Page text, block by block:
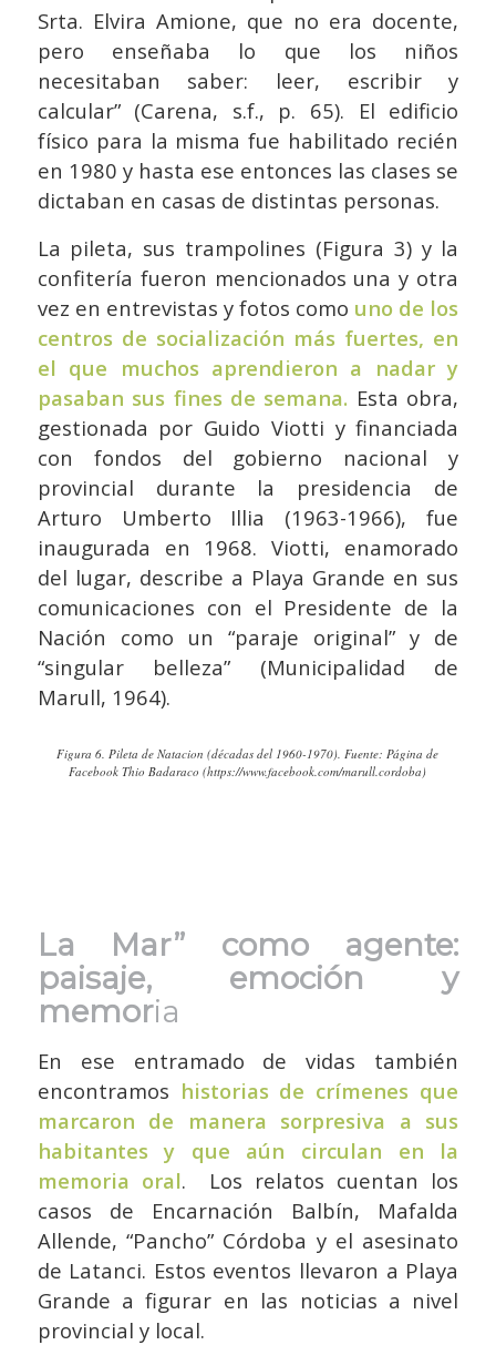
Srta. Elvira Amione, que no era docente,
pero enseñaba lo que los niños
necesitaban saber: leer, escribir y
calcular” (Carena, s.f., p. 65). El edificio
físico para la misma fue habilitado recién
en 1980 y hasta ese entonces las clases se
dictaban en casas de distintas personas.
La pileta, sus trampolines (Figura 3) y la
confitería fueron mencionados una y otra
vez en entrevistas y fotos como uno de los
centros de socialización más fuertes, en
el que muchos aprendieron a nadar y
pasaban sus fines de semana. Esta obra,
gestionada por Guido Viotti y financiada
con fondos del gobierno nacional y
provincial durante la presidencia de
Arturo Umberto Illia (1963-1966), fue
inaugurada en 1968. Viotti, enamorado
del lugar, describe a Playa Grande en sus
comunicaciones con el Presidente de la
Nación como un “paraje original” y de
“singular belleza” (Municipalidad de
Marull, 1964).
Figura 6. Pileta de Natacion (décadas del 1960-1970). Fuente: Página de
Facebook Thio Badaraco (https://www.facebook.com/marull.cordoba)
La Mar” como agente:
paisaje, emoción y
memoria
En ese entramado de vidas también
encontramos historias de crímenes que
marcaron de manera sorpresiva a sus
habitantes y que aún circulan en la
memoria oral. Los relatos cuentan los
casos de Encarnación Balbín, Mafalda
Allende, “Pancho” Córdoba y el asesinato
de Latanci. Estos eventos llevaron a Playa
Grande a figurar en las noticias a nivel
provincial y local.